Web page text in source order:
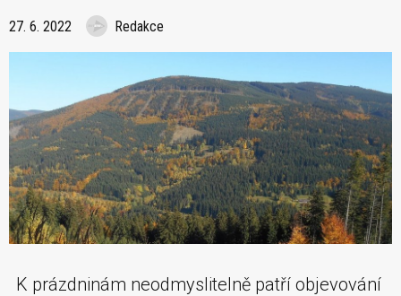
27. 6. 2022 Redakce
K prázdninám neodmyslitelně patří objevování